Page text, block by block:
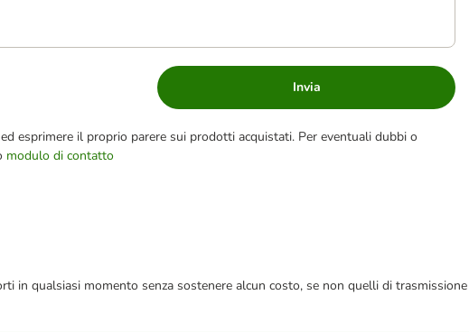
Invia
esprimere il proprio parere sui prodotti acquistati. Per eventuali dubbi o
modulo di contatto
qualsiasi momento senza sostenere alcun costo, se non quelli di trasmissione